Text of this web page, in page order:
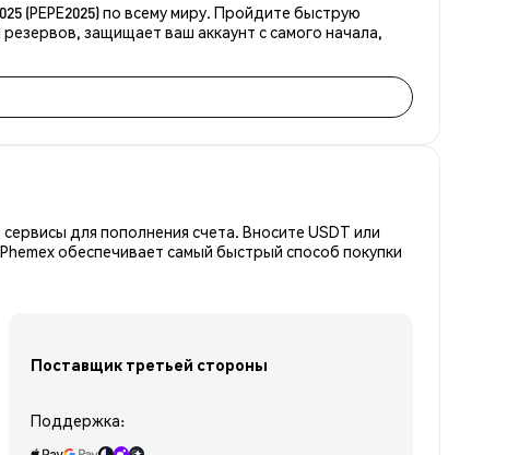
(PEPE2025) по всему миру. Пройдите быструю
защищает ваш аккаунт с самого начала,
для пополнения счета. Вносите USDT или
обеспечивает самый быстрый способ покупки
Поставщик третьей стороны
Поддержка: